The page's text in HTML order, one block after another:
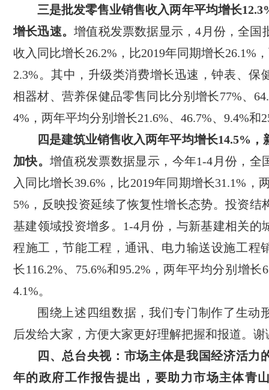
三是批发零售业销售收入两年平均增长
增长迅速。增值税发票数据显示，4月份，全国
收入同比增长26.2%，比2019年同期增长26.1%
2.3%。其中，升级类消费增长迅速，钟表、保
相器材、营养保健品零售同比分别增长77%、
4%，两年平均分别增长21.6%、46.7%、9.4%和
四是建筑业销售收入两年平均增长14.5%，
加快。增值税发票数据显示，今年1-4月份，全
入同比增长39.6%，比2019年同期增长31.1%，
5%，反映投资延续了恢复性增长态势。投资结
基建领域投资增多。1-4月份，与新基建相关的
程施工，节能工程，通讯、电力输送设施工程
长116.2%、75.6%和95.2%，两年平均分别增长
4.1%。
围绕上述四组数据，我们专门制作了生动
后发给大家，方便大家更好理解把握和报道。谢
四、总台央视：市场主体是我国经济活力
年的政府工作报告提出，要助力市场主体青